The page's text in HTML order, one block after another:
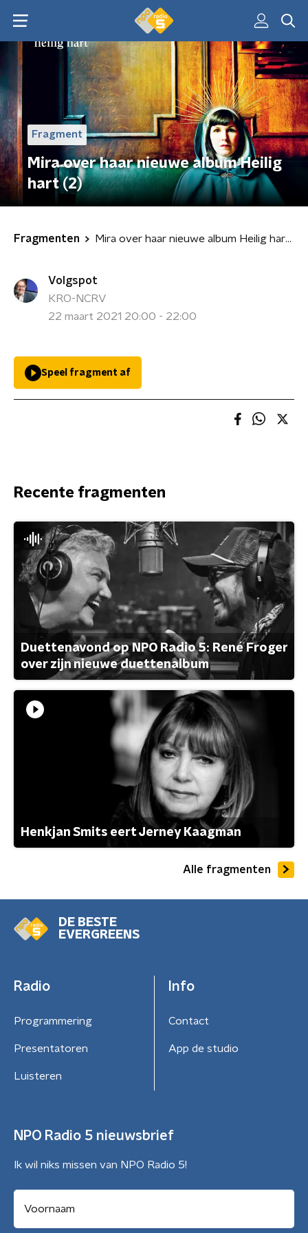
Fragment
Mira over haar nieuwe album Heilig
hart (2)
Fragmenten Mira over haar nieuwe album Heilig hart (2)
Volgspot
KRO-NCRV
22 maart 2021 20:00 - 22:00
Speel fragment af
Recente fragmenten
Duettenavond op NPO Radio 5: René Froger
over zijn nieuwe duettenalbum
Henkjan Smits eert Jerney Kaagman
Alle fragmenten
DE BESTE
EVERGREENS
Radio
Programmering
Presentatoren
Luisteren
Info
Contact
App de studio
NPO Radio 5 nieuwsbrief
Ik wil niks missen van NPO Radio 5!